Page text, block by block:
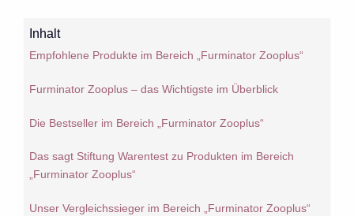
Inhalt
Empfohlene Produkte im Bereich „Furminator Zooplus“
Furminator Zooplus – das Wichtigste im Überblick
Die Bestseller im Bereich „Furminator Zooplus“
Das sagt Stiftung Warentest zu Produkten im Bereich
„Furminator Zooplus“
Unser Vergleichssieger im Bereich „Furminator Zooplus“